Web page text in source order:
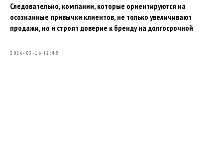
Следовательно, компании, которые ориентируются на
осознанные привычки клиентов, не только увеличивают
продажи, но и строят доверие к бренду на долгосрочной
2026-03-16 12:48